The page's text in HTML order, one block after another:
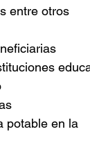
entre otros
potable en la